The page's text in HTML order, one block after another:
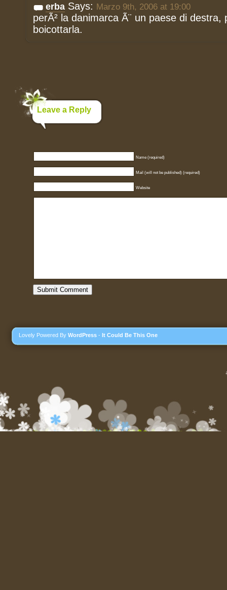
erba Says: Marzo 9th, 2006 at 19:00
perÃ² la danimarca Ã¨ un paese di destra,
boicottarla.
Leave a Reply
Name (required)
Mail (will not be published) (required)
Website
Lovely Powered By WordPress - It Could Be This One